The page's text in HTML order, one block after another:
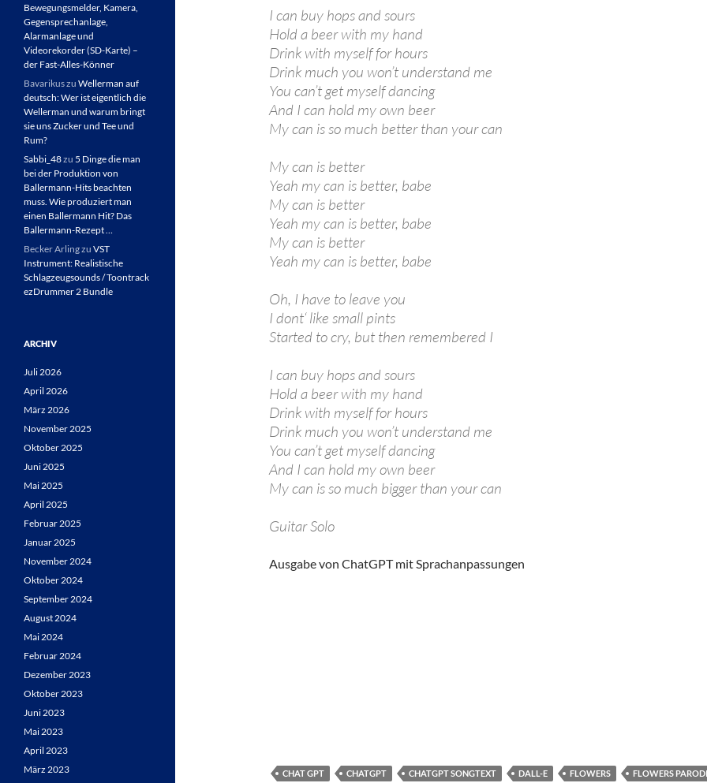
I can buy hops and sours
Hold a beer with my hand
Drink with myself for hours
Drink much you won’t understand me
You can’t get myself dancing
And I can hold my own beer
My can is so much better than your can
My can is better
Yeah my can is better, babe
My can is better
Yeah my can is better, babe
My can is better
Yeah my can is better, babe
Oh, I have to leave you
I dont‘ like small pints
Started to cry, but then remembered I
I can buy hops and sours
Hold a beer with my hand
Drink with myself for hours
Drink much you won’t understand me
You can’t get myself dancing
And I can hold my own beer
My can is so much bigger than your can
Guitar Solo
Ausgabe von ChatGPT mit Sprachanpassungen
CHAT GPT CHATGPT CHATGPT SONGTEXT DALL-E FLOWERS FLOWERS
Bewegungsmelder, Kamera,
Gegensprechanlage,
Alarmanlage und
Videorekorder (SD-Karte) –
der Fast-Alles-Könner
Bavarikuszu Wellerman auf
deutsch: Wer ist eigentlich die
Wellerman und warum bringt
sie uns Zucker und Tee und
Rum?
Sabbi_48zu 5 Dinge die man
bei der Produktion von
Ballermann-Hits beachten
muss. Wie produziert man
einen Ballermann Hit? Das
Ballermann-Rezept …
Becker Arlingzu VST
Instrument: Realistische
Schlagzeugsounds / Toontrack
ezDrummer 2 Bundle
ARCHIV
Juli 2026
April 2026
März 2026
November 2025
Oktober 2025
Juni 2025
Mai 2025
April 2025
Februar 2025
Januar 2025
November 2024
Oktober 2024
September 2024
August 2024
Mai 2024
Februar 2024
Dezember 2023
Oktober 2023
Juni 2023
Mai 2023
April 2023
März 2023